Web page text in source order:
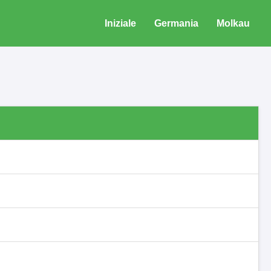
Iniziale Germania Molkau